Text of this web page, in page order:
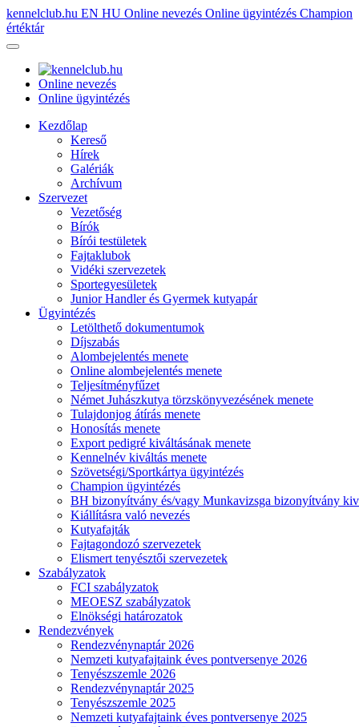
kennelclub.hu EN HU Online nevezés Online ügyintézés Champion
értéktár
Online nevezés
Online ügyintézés
Kezdőlap
Kereső
Hírek
Galériák
Archívum
Szervezet
Vezetőség
Bírók
Bírói testületek
Fajtaklubok
Vidéki szervezetek
Sportegyesületek
Junior Handler és Gyermek kutyapár
Ügyintézés
Letölthető dokumentumok
Díjszabás
Alombejelentés menete
Online alombejelentés menete
Teljesítményfűzet
Német Juhászkutya törzskönyvezésének menete
Tulajdonjog átírás menete
Honosítás menete
Export pedigré kiváltásának menete
Kennelnév kiváltás menete
Szövetségi/Sportkártya ügyintézés
Champion ügyintézés
BH bizonyítvány és/vagy Munkavizsga bizonyítvány
Kiállításra való nevezés
Kutyafajták
Fajtagondozó szervezetek
Elismert tenyésztői szervezetek
Szabályzatok
FCI szabályzatok
MEOESZ szabályzatok
Elnökségi határozatok
Rendezvények
Rendezvénynaptár 2026
Nemzeti kutyafajtaink éves pontversenye 2026
Tenyészszemle 2026
Rendezvénynaptár 2025
Tenyészszemle 2025
Nemzeti kutyafajtaink éves pontversenye 2025